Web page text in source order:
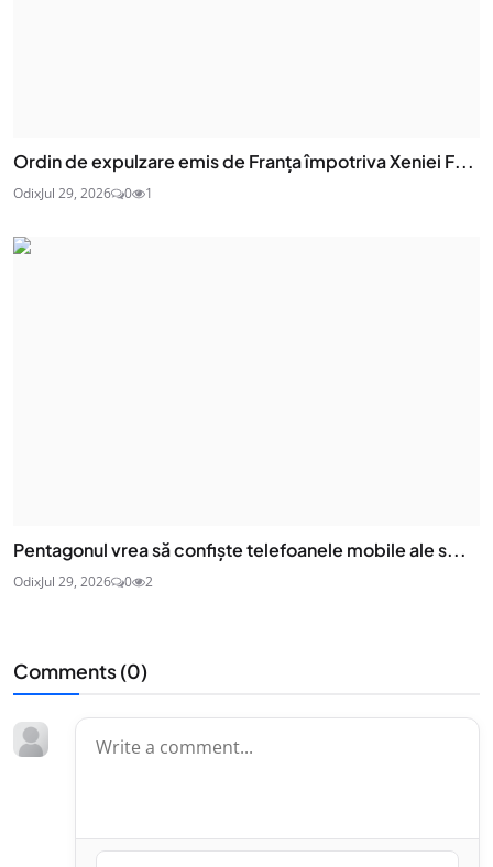
Ordin de expulzare emis de Franța împotriva Xeniei F...
OdixJul 29, 2026 0 1
Pentagonul vrea să confiște telefoanele mobile ale s...
OdixJul 29, 2026 0 2
Comments (0)